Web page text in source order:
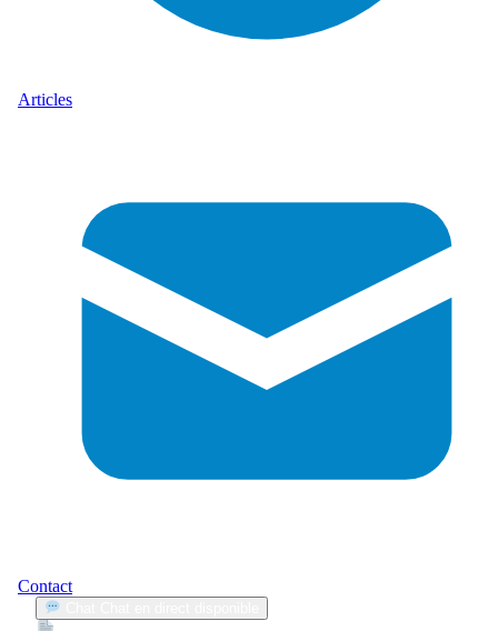
Articles
Contact